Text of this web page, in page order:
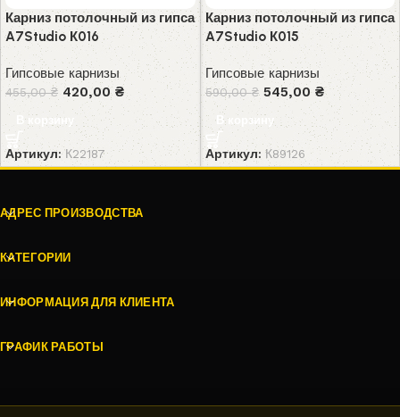
Карниз потолочный из гипса
A7Studio К016
Гипсовые карнизы
455,00₴ 420,00₴
В корзину
Артикул:К22187
Карниз потолочный из гипса
A7Studio К015
Гипсовые карнизы
590,00₴ 545,00 ₴
В корзину
Артикул: К89126
АДРЕС ПРОИЗВОДСТВА
КАТЕГОРИИ
ИНФОРМАЦИЯ ДЛЯ КЛИЕНТА
ГРАФИК РАБОТЫ